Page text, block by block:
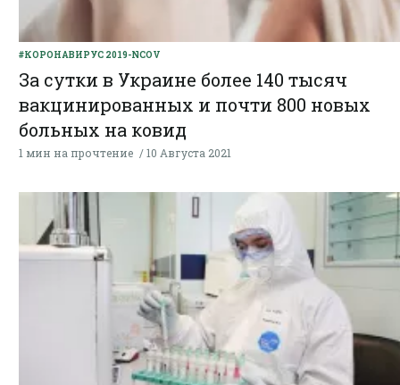
#КОРОНАВИРУС 2019-NCOV
За сутки в Украине более 140 тысяч
вакцинированных и почти 800 новых
больных на ковид
1 мин на прочтение 10 Августа 2021